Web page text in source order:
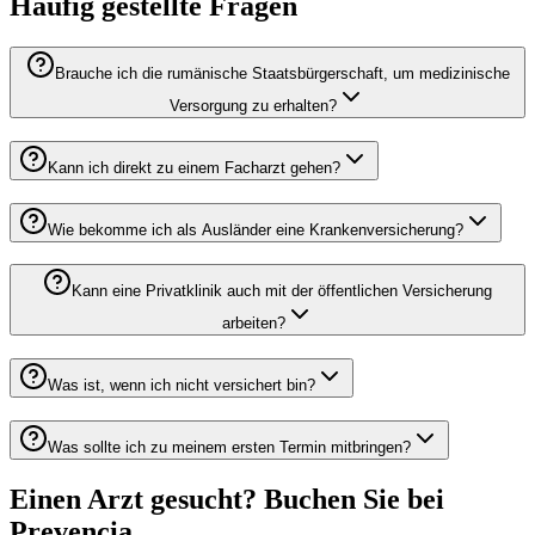
Brauche ich die rumänische Staatsbürgerschaft, um medizinische
Versorgung zu erhalten?
Kann ich direkt zu einem Facharzt gehen?
Wie bekomme ich als Ausländer eine Krankenversicherung?
Kann eine Privatklinik auch mit der öffentlichen Versicherung
arbeiten?
Was ist, wenn ich nicht versichert bin?
Was sollte ich zu meinem ersten Termin mitbringen?
Einen Arzt gesucht? Buchen Sie bei